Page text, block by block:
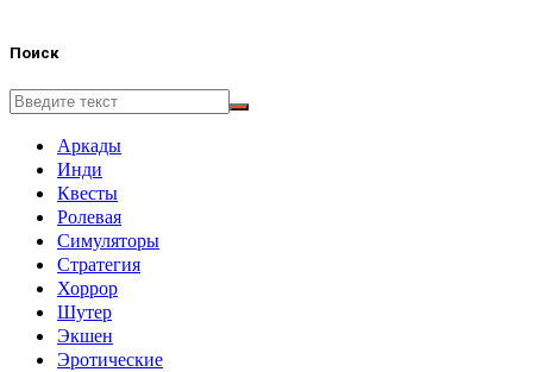
Поиск
Аркады
Инди
Квесты
Ролевая
Симуляторы
Стратегия
Хоррор
Шутер
Экшен
Эротические